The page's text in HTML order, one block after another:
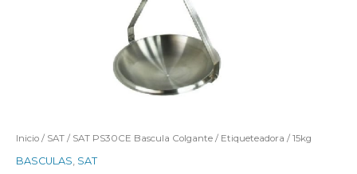
Inicio / SAT / SAT PS30CE Bascula Colgante / Etiqueteadora / 15kg
BASCULAS SAT